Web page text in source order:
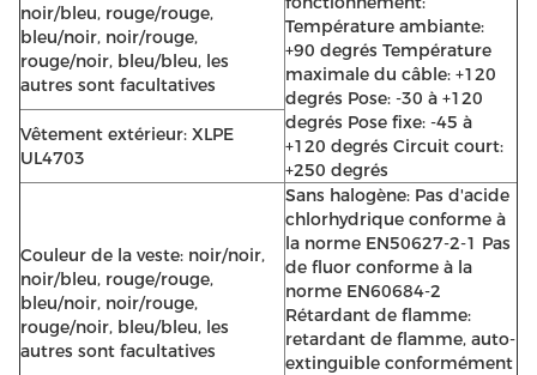
noir/bleu, rouge/rouge,
bleu/noir, noir/rouge,
rouge/noir, bleu/bleu, les
autres sont facultatives
Température ambiante:
+90 degrés Température
maximale du câble: +120
degrés Pose: -30 à +120
degrés Pose fixe: -45 à
+120 degrés Circuit court:
+250 degrés
Vêtement extérieur: XLPE
UL4703
Couleur de la veste: noir/noir,
noir/bleu, rouge/rouge,
bleu/noir, noir/rouge,
rouge/noir, bleu/bleu, les
autres sont facultatives
Sans halogène: Pas d'acide
chlorhydrique conforme à
la norme EN50627-2-1 Pas
de fluor conforme à la
norme EN60684-2
Rétardant de flamme:
retardant de flamme, auto-
extinguible conformément